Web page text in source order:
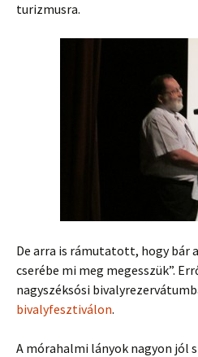
turizmusra.
De arra is rámutatott, hogy bár
cserébe mi meg megesszük”.
nagyszéksósi
bivalyfesztiválon.
A mórahalmi lányok nagyon jól